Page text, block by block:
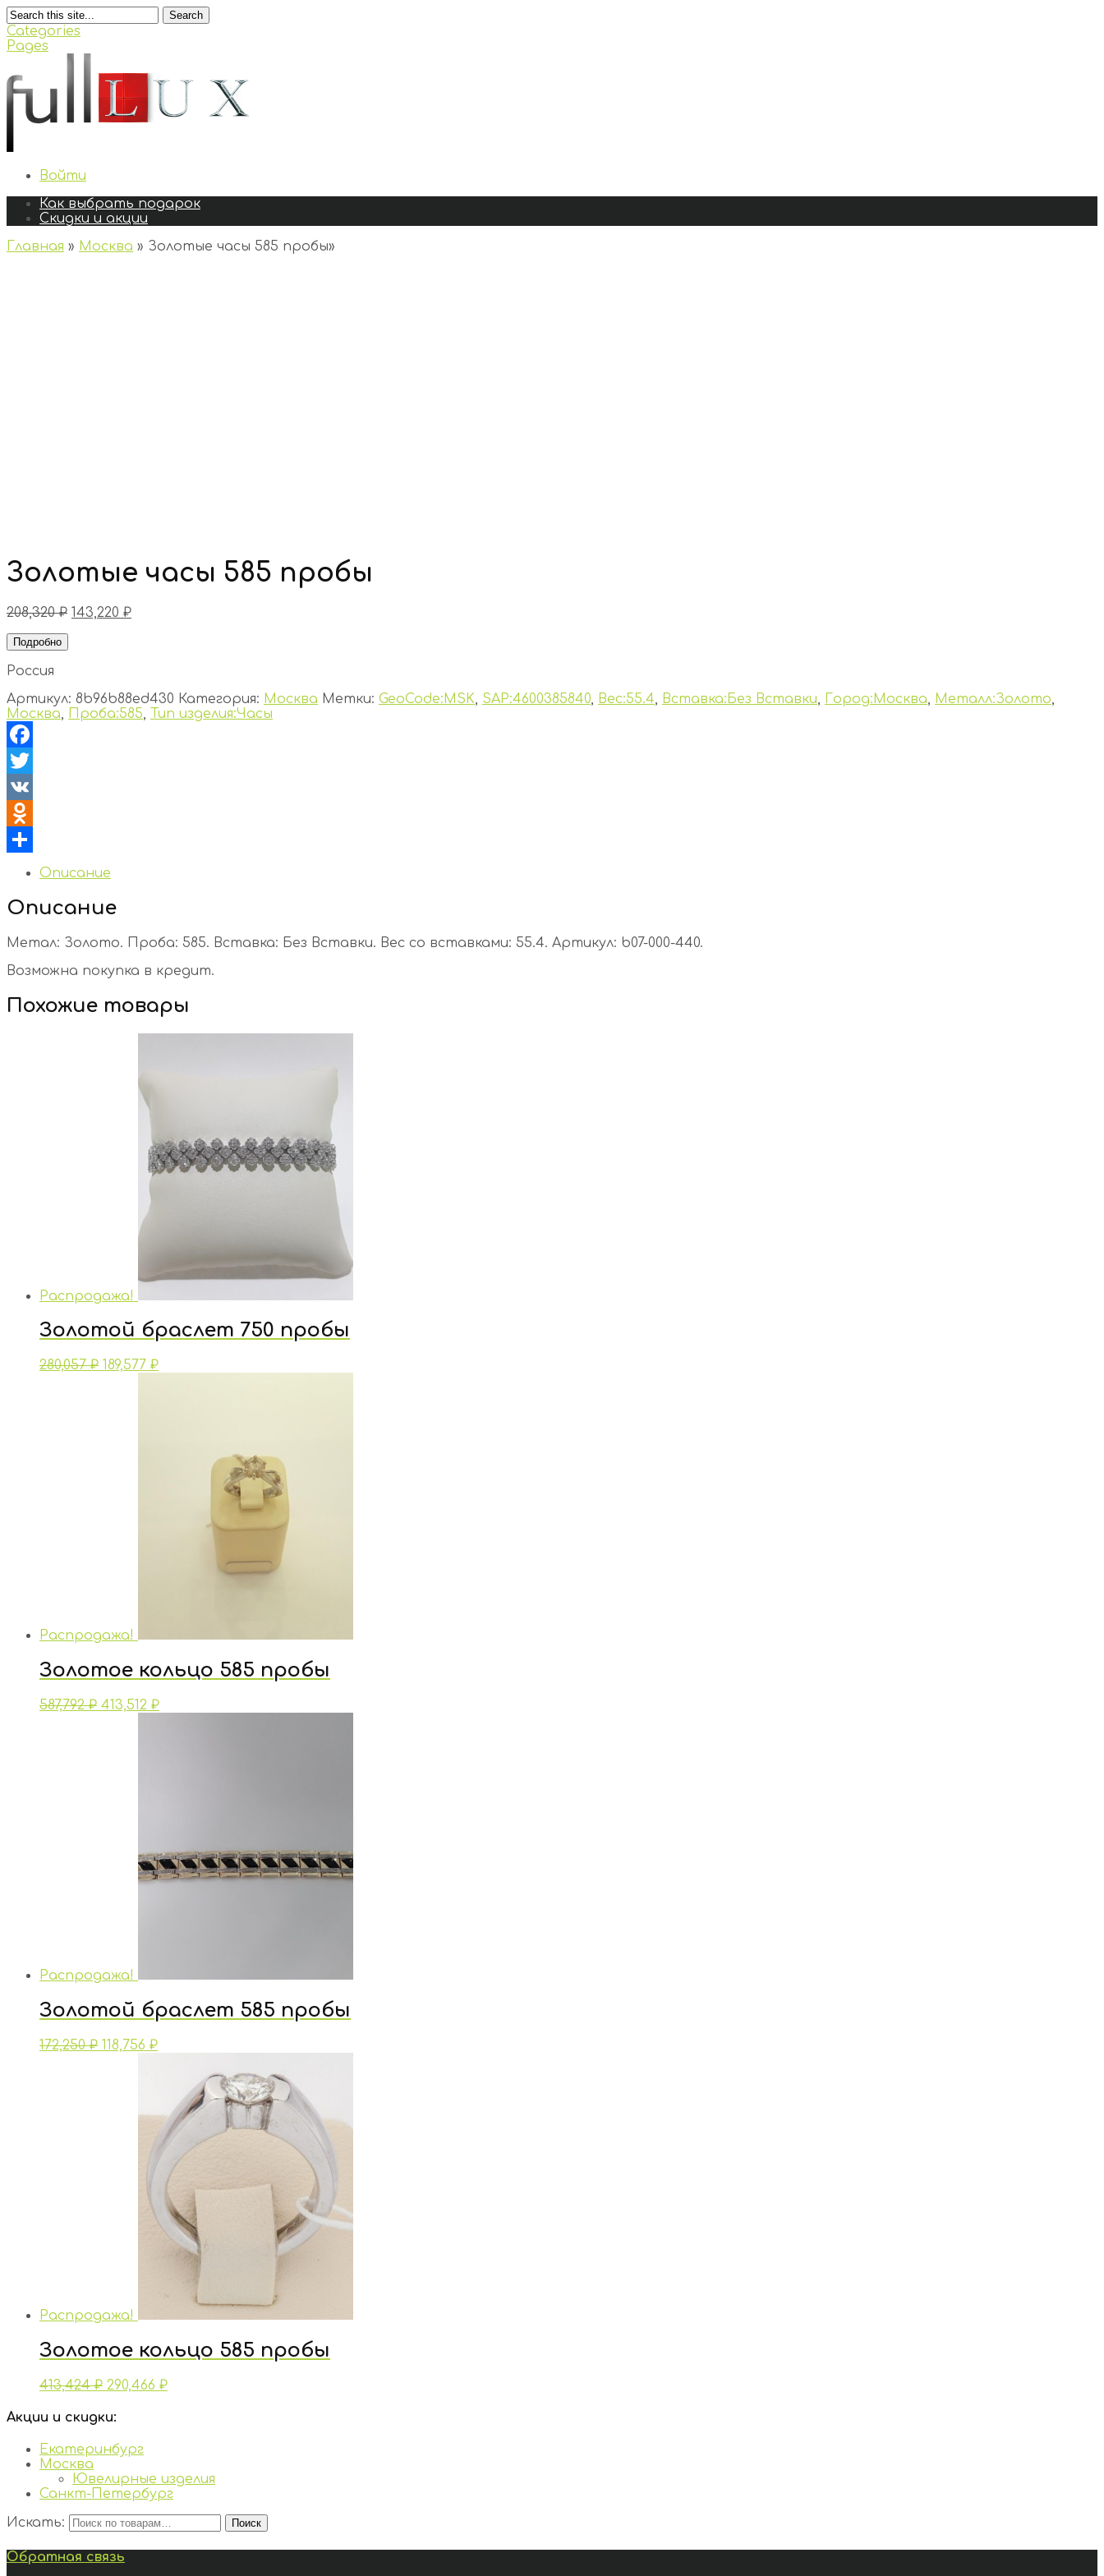
Search
Categories
Pages
Войти
Как выбрать подарок
Скидки и акции
Главная » Москва » Золотые часы 585 пробы»
Золотые часы 585 пробы
208,320₽ 143,220 ₽
Подробно
Россия
Артикул: 8b96b88ed430 Категория: Москва Метки: GeoCode:MSK, SAP:4600385840, Вес:55.4, Вставка:Без Вставки, Город:Москва, Металл:Золото,
Москва, Проба:585, Тип изделия:Часы
Facebook
Twitter
VK
Odnoklassniki
Отправить
Описание
Описание
Метал: Золото. Проба: 585. Вставка: Без Вставки. Вес со вставками: 55.4. Артикул: b07-000-440.
Возможна покупка в кредит.
Похожие товары
Распродажа!
Золотой браслет 750 пробы
280,057₽ 189,577 ₽
Распродажа!
Золотое кольцо 585 пробы
587,792₽ 413,512 ₽
Распродажа!
Золотой браслет 585 пробы
172,250₽ 118,756 ₽
Распродажа!
Золотое кольцо 585 пробы
413,424₽ 290,466 ₽
Акции и скидки:
Екатеринбург
Москва
Ювелирные изделия
Санкт-Петербург
Искать:
Поиск
Обратная связь